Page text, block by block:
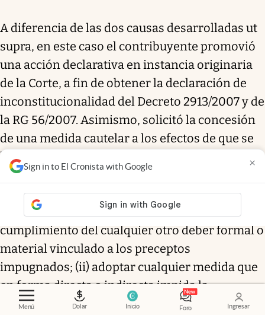
Menú Dolar Inicio Foro Ingresar
Sign in to El Cronista with Google ×
A diferencia de las dos causas desarrolladas ut
supra, en este caso el contribuyente promovió
una acción declarativa en instancia originaria
de la Corte, a fin de obtener la declaración de
inconstitucionalidad del Decreto 2913/2007 y de
la RG 56/2007. Asimismo, solicitó la concesión
de una medida cautelar a los efectos de que se
le ordene a la Provincia de Misiones que, hasta
tanto recaiga sentencia definitiva, se abstenga
de: (i) exigir el pago a cuenta del anticipo del
Impuesto sobre los Ingresos Brutos o dl
cumplimiento del cualquier otro deber formal o
material vinculado a los preceptos
impugnados; (ii) adoptar cualquier medida que
en forma directa o indirecta impida la
introducción en la Provincia de Misiones de los